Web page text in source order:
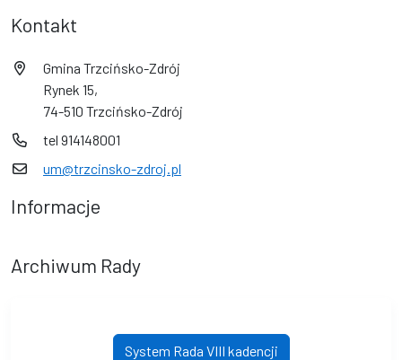
Kontakt
Gmina Trzcińsko-Zdrój
Rynek 15,
74-510 Trzcińsko-Zdrój
tel 914148001
um@trzcinsko-zdroj.pl
Informacje
Archiwum Rady
System Rada VIII kadencji